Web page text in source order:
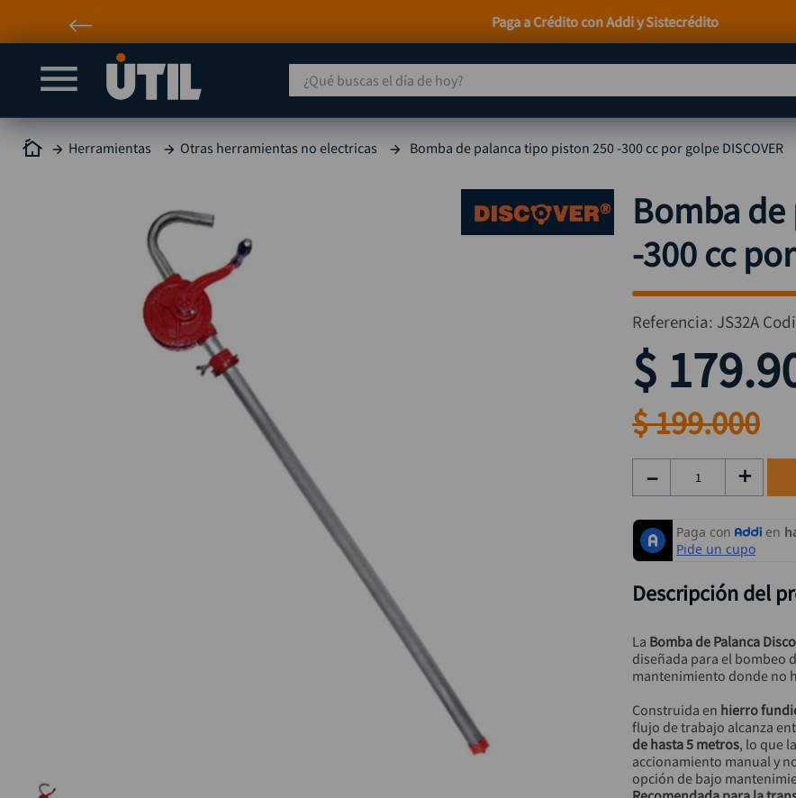
Paga a Crédito con Addi y Sistecrédito
¿Qué buscas el día de hoy?
Herramientas Otras herramientas no electricas Bomba de palanca tipo piston 250 -300 cc por golpe DISCOVER
Bomba
-300 cc
Referencia: JS32A
$ 179.
$199.000
＋
－
Descripción del
La Bomba de Palanca
diseñada para el bombeo
mantenimiento donde no
Construida en hierro
flujo de trabajo alcanza
de hasta 5 metros, lo que
accionamiento manual y
opción de bajo
TÉRMINOS MÁS BUSCADOS
1 . taladro
compresor